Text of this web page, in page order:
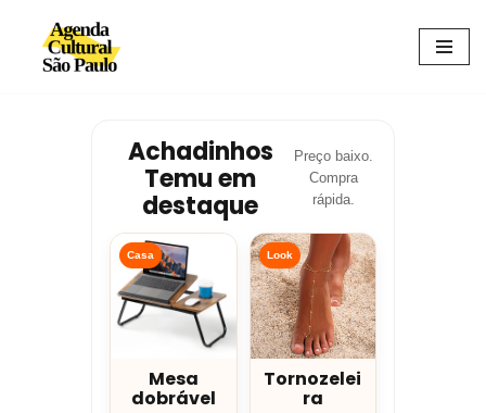
Avançar
Achadinhos
Temu em
destaque
Preço baixo.
Compra
rápida.
Casa
Mesa
dobrável
Look
Tornozelei
ra